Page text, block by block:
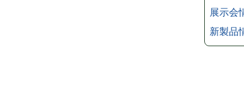
展示会
新製品